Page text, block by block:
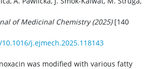
of Medicinal Chemistry (2025) [140
j.ejmech.2025.118143
was modified with various fatty